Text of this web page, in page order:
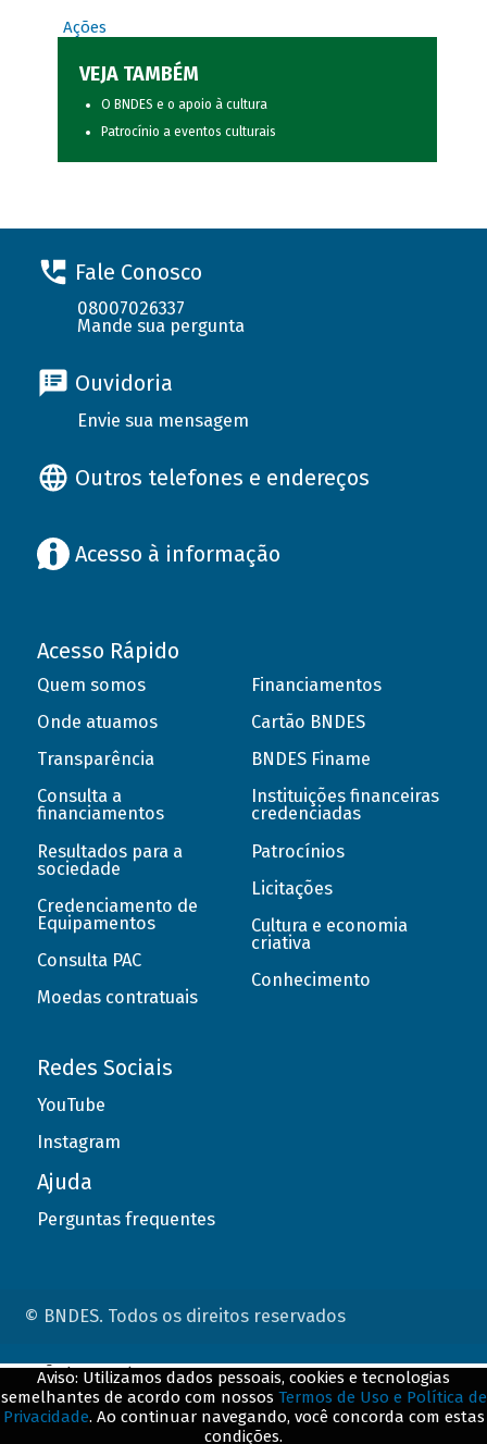
Ações
VEJA TAMBÉM
O BNDES e o apoio à cultura
Patrocínio a eventos culturais
Fale Conosco
08007026337
Mande sua pergunta
Ouvidoria
Envie sua mensagem
Outros telefones e endereços
Acesso à informação
Acesso Rápido
Quem somos
Onde atuamos
Transparência
Consulta a
financiamentos
Resultados para a
sociedade
Credenciamento de
Equipamentos
Consulta PAC
Moedas contratuais
Financiamentos
Cartão BNDES
BNDES Finame
Instituições financeiras
credenciadas
Patrocínios
Licitações
Cultura e economia
criativa
Conhecimento
Redes Sociais
YouTube
Instagram
Ajuda
Perguntas frequentes
© BNDES. Todos os direitos reservados
Aviso: Utilizamos dados pessoais, cookies e tecnologias
semelhantes de acordo com nossos Termos de Uso e Política de
Privacidade. Ao continuar navegando, você concorda com estas
condições.
ConteÃºdo complementar
${title}${badge}